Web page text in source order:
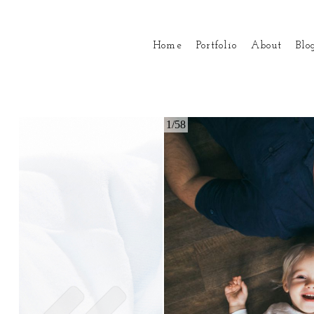
Home Portfolio About
1/58